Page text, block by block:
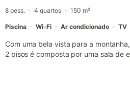
8 pess. 4 quartos 150 m²
Piscina Wi-Fi Ar condicionado TV
Com uma bela vista para a
2 pisos é composta por uma sala de